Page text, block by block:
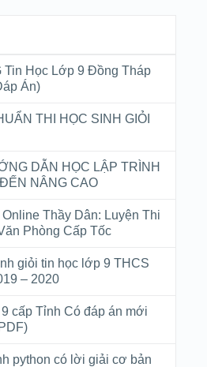
Tin Học Lớp 9 Đồng Tháp
Án)
THI HỌC SINH GIỎI
DẪN HỌC LẬP TRÌNH
NÂNG CAO
Thầy Dân: Luyện Thi
Phòng Cấp Tốc
giỏi tin học lớp 9 THCS
– 2020
cấp Tỉnh Có đáp án mới
python có lời giải cơ bản